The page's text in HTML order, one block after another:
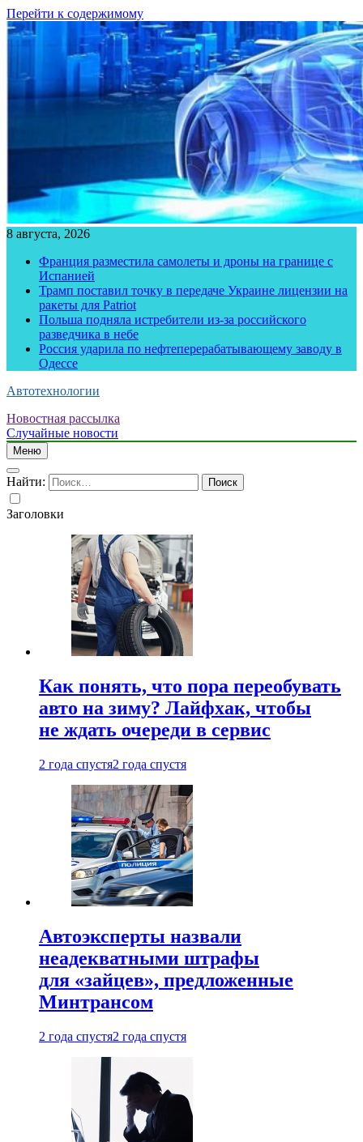
Перейти к содержимому
8 августа, 2026
Франция разместила самолеты и дроны на границе с
Испанией
Трамп поставил точку в передаче Украине лицензии на
ракеты для Patriot
Польша подняла истребители из-за российского
разведчика в небе
Россия ударила по нефтеперерабатывающему заводу в
Одессе
Автотехнологии
Новостная рассылка
Случайные новости
Меню
Найти:
Заголовки
Как понять, что пора переобувать
авто на зиму? Лайфхак, чтобы
не ждать очереди в сервис
2 года спустя2 года спустя
Автоэксперты назвали
неадекватными штрафы
для «зайцев», предложенные
Минтрансом
2 года спустя2 года спустя